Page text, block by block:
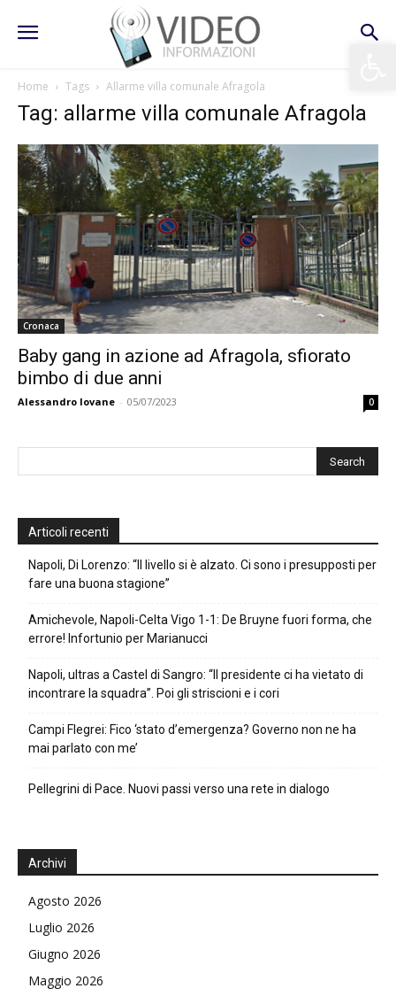
Home Tags Allarme villa comunale Afragola
Tag: allarme villa comunale Afragola
Cronaca
Baby gang in azione ad Afragola, sfiorato
bimbo di due anni
Alessandro Iovane - 05/07/2023 0
Articoli recenti
Napoli, Di Lorenzo: “Il livello si è alzato. Ci sono i presupposti per
fare una buona stagione”
Amichevole, Napoli-Celta Vigo 1-1: De Bruyne fuori forma, che
errore! Infortunio per Marianucci
Napoli, ultras a Castel di Sangro: “Il presidente ci ha vietato di
incontrare la squadra”. Poi gli striscioni e i cori
Campi Flegrei: Fico ‘stato d’emergenza? Governo non ne ha
mai parlato con me’
Pellegrini di Pace. Nuovi passi verso una rete in dialogo
Archivi
Agosto 2026
Luglio 2026
Giugno 2026
Maggio 2026